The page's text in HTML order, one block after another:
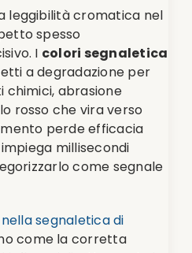
leggibilità cromatica nel
spesso
I colori segnaletica
a degradazione per
chimici, abrasione
rosso che vira verso
perde efficacia
millisecondi
come segnale
segnaletica di
come la corretta